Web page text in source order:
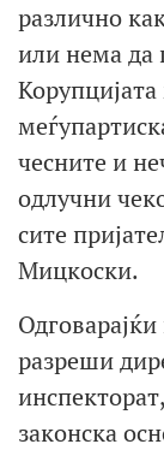
различно
или нема да
чесните и
одлучни
сите
Мицкоски.
разреши
законска